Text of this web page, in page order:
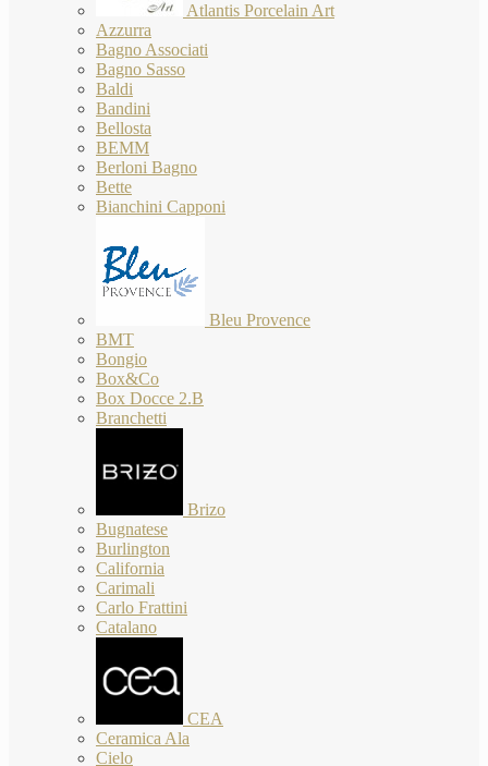
Atlantis Porcelain Art
Azzurra
Bagno Associati
Bagno Sasso
Baldi
Bandini
Bellosta
BEMM
Berloni Bagno
Bette
Bianchini Capponi
Bleu Provence
BMT
Bongio
Box&Co
Box Docce 2.B
Branchetti
Brizo
Bugnatese
Burlington
California
Carimali
Carlo Frattini
Catalano
CEA
Ceramica Ala
Cielo